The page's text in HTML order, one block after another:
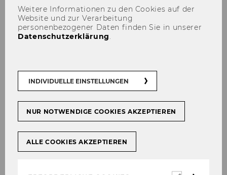
Kompetenzzentrum für
empirische
Weitere Informationen zu den Cookies auf der
Website und zur Verarbeitung
personenbezogener Daten finden Sie in unserer
Datenschutzerklärung.
INDIVIDUELLE EINSTELLUNGEN
NUR NOTWENDIGE COOKIES AKZEPTIEREN
ALLE COOKIES AKZEPTIEREN